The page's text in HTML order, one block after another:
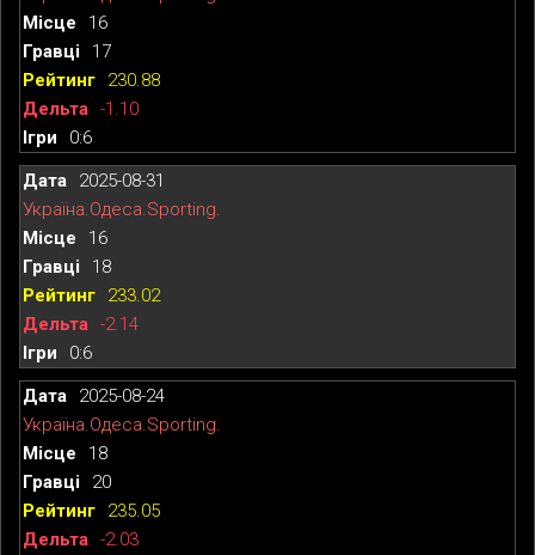
16
17
230.88
-1.10
0:6
2025-08-31
Україна.Одеса.Sporting.
16
18
233.02
-2.14
0:6
2025-08-24
Україна.Одеса.Sporting.
18
20
235.05
-2.03